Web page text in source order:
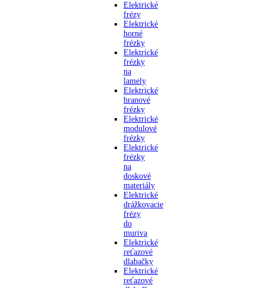
Elektrické
frézy
Elektrické
horné
frézky
Elektrické
frézky
na
lamely
Elektrické
hranové
frézky
Elektrické
modulové
frézky
Elektrické
frézky
na
doskové
materiály
Elektrické
drážkovacie
frézy
do
muriva
Elektrické
reťazové
dlabačky
Elektrické
reťazové